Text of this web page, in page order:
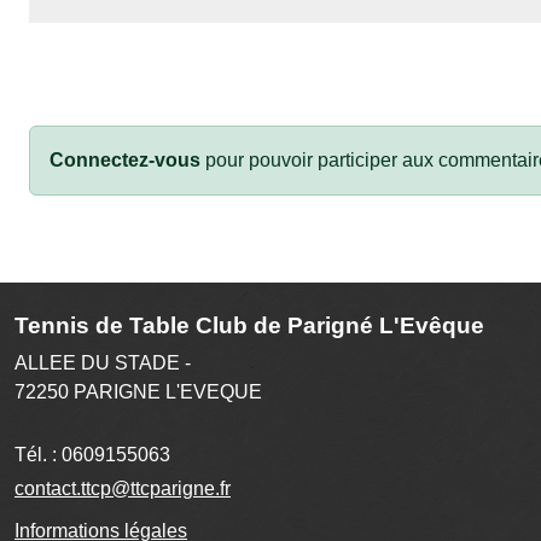
Connectez-vous pour pouvoir participer aux
Tennis de Table Club de Parigné L'Evêque
ALLEE DU STADE -
72250 PARIGNE L'EVEQUE
Tél. : 0609155063
contact.ttcp@ttcparigne.fr
Informations légales